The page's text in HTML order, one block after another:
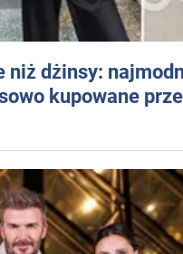
niż dżinsy:
kupowane